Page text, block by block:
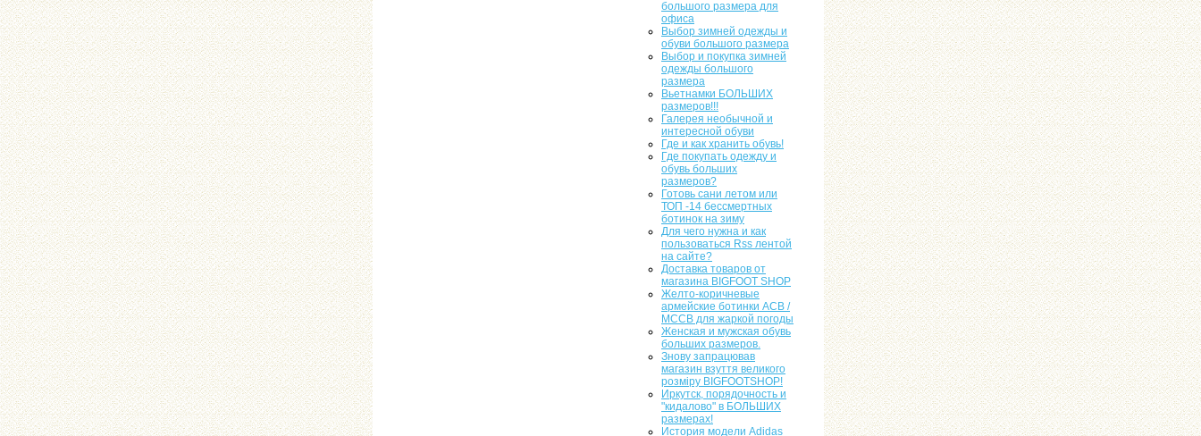
большого размера для
офиса
Выбор зимней одежды и
обуви большого размера
Выбор и покупка зимней
одежды большого
размера
Вьетнамки БОЛЬШИХ
размеров!!!
Галерея необычной и
интересной обуви
Где и как хранить обувь!
Где покупать одежду и
обувь больших
размеров?
Готовь сани летом или
ТОП -14 бессмертных
ботинок на зиму
Для чего нужна и как
пользоваться Rss лентой
на сайте?
Доставка товаров от
магазина BIGFOOT SHOP
Желто-коричневые
армейские ботинки ACB /
MCCB для жаркой погоды
Женская и мужская обувь
больших размеров.
Знову запрацював
магазин взуття великого
розміру BIGFOOTSHOP!
Иркутск, порядочность и
"кидалово" в БОЛЬШИХ
размерах!
История модели Adidas